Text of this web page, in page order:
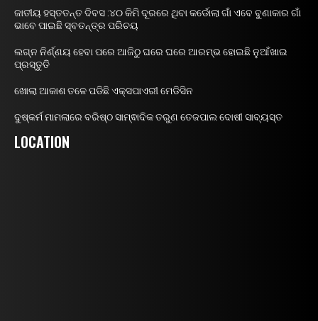
ଜାତୀୟ ହସ୍ତତନ୍ତ ଦିବସ :୪୦ କିମି ଦୂରରେ ଥିବା କର୍ଡୋଲା ଗାଁ ଏବେ ବୁଣାକାର ଗାଁ
ଭାବେ ପାଇଛି ସ୍ବତନ୍ତ୍ର ପରିଚୟ
ଲଗ୍ନ ନିର୍ଣ୍ଣୟ ହେବା ପରେ ଆଜିଠୁ ଘରେ ଘରେ ଆରମ୍ଭ ହୋଇଛି ନୁଆଁଖାଇ
ପ୍ରସ୍ତୁତି
ଖୋଲା ଆକାଶ ତଳେ ପଡିଛି ଏକ୍ସପାଏରୀ ମେଡିସିନ
ଦୁଷ୍କର୍ମ ମାମଲାରେ ବରିଷ୍ଠ ସାମ୍ଵାଦିକ ତରୁଣ ତେଜପାଲ ଦୋଷୀ ସାବ୍ୟସ୍ତ
LOCATION